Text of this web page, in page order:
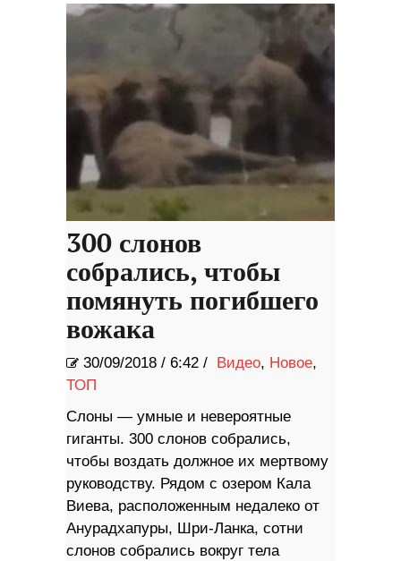
300 слонов
собрались, чтобы
помянуть погибшего
вожака
30/09/2018 / 6:42 / Видео, Новое,
ТОП
Слоны — умные и невероятные
гиганты. 300 слонов собрались,
чтобы воздать должное их мертвому
руководству. Рядом с озером Кала
Виева, расположенным недалеко от
Анурадхапуры, Шри-Ланка, сотни
слонов собрались вокруг тела